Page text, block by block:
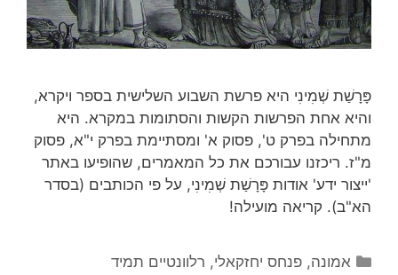
פָּרָשַׁת שְׁמִינִי היא פרשת השבוע השלישית בספר ויקרא,
והיא אחת הפרשות הקשות והסתומות במקרא. היא
מתחילה בפרק ט', פסוק א' ומסתיימת בפרק י"א, פסוק
מ"ז. ריכזנו עבורכם את כל המאמרים, שהופיעו באתר
'ייצור ידע' אודות פָּרָשַׁת שְׁמִינִי, על פי הכותבים (בסדר
הא"ב). קריאה מועילה!
קטגוריות
אמונה,פנחס יחזקאלי, רלוונטיים תמיד